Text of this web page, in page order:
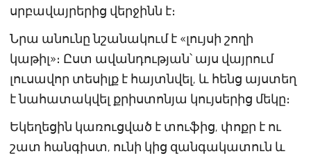
սրբավայրերից վերջինն է։
Նրա անունը նշանակում է «լույսի շողի
կաթիլ»։ Ըստ ավանդության՝ այս վայրում
լուսավոր տեսիլք է հայտնվել, և հենց այստեղ
է նահատակվել քրիստոնյա կույսերից մեկը։
Եկեղեցին կառուցված է տուֆից, փոքր է ու
շատ հանգիստ, ունի կից զանգակատուն և